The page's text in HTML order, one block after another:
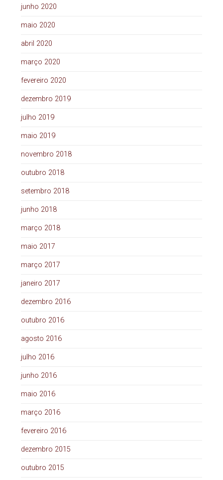
junho 2020
maio 2020
abril 2020
março 2020
fevereiro 2020
dezembro 2019
julho 2019
maio 2019
novembro 2018
outubro 2018
setembro 2018
junho 2018
março 2018
maio 2017
março 2017
janeiro 2017
dezembro 2016
outubro 2016
agosto 2016
julho 2016
junho 2016
maio 2016
março 2016
fevereiro 2016
dezembro 2015
outubro 2015